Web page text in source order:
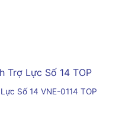
Số 14 VNE-0114 TOP